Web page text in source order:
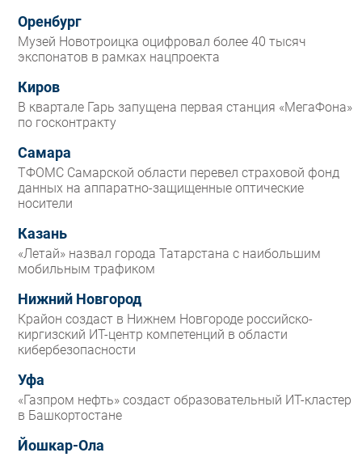
Оренбург
Музей Новотроицка оцифровал более 40 тысяч
экспонатов в рамках нацпроекта
Киров
В квартале Гарь запущена первая станция «МегаФона»
по госконтракту
Самара
ТФОМС Самарской области перевел страховой фонд
данных на аппаратно-защищенные оптические
носители
Казань
«Летай» назвал города Татарстана с наибольшим
мобильным трафиком
Нижний Новгород
Крайон создаст в Нижнем Новгороде российско-
киргизский ИТ-центр компетенций в области
кибербезопасности
Уфа
«Газпром нефть» создаст образовательный ИТ-кластер
в Башкортостане
Йошкар-Ола